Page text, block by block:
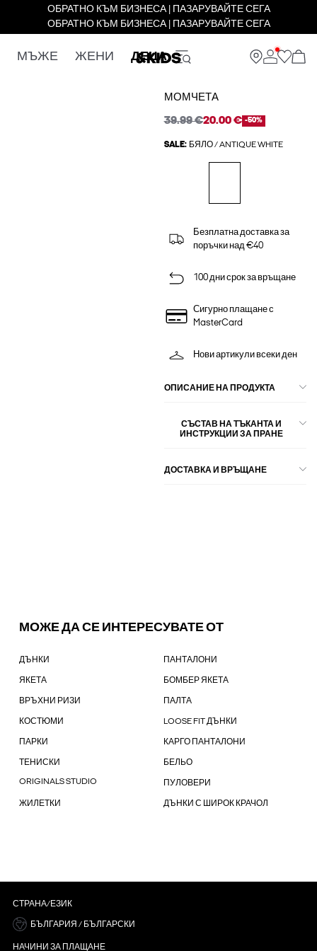
ОБРАТНО КЪМ БИЗНЕСА | ПАЗАРУВАЙТЕ СЕГА
ОБРАТНО КЪМ БИЗНЕСА | ПАЗАРУВАЙТЕ СЕГА
МЪЖЕ ЖЕНИ ДЕЦА
МОМЧЕТА
39.99 €20.00 € -50%
SALE: БЯЛО / ANTIQUE WHITE
Безплатна доставка за
поръчки над €40
100 дни срок за връщане
Сигурно плащане с
MasterCard
Нови артикули всеки ден
ОПИСАНИЕ НА ПРОДУКТА
СЪСТАВ НА ТЪКАНТА И
ИНСТРУКЦИИ ЗА ПРАНЕ
ДОСТАВКА И ВРЪЩАНЕ
МОЖЕ ДА СЕ ИНТЕРЕСУВАТЕ ОТ
ДЪНКИ ПАНТАЛОНИ
ЯКЕТА БОМБЕР ЯКЕТА
ВРЪХНИ РИЗИ ПАЛТА
КОСТЮМИ LOOSE FIT ДЪНКИ
ПАРКИ КАРГО ПАНТАЛОНИ
ТЕНИСКИ БЕЛЬО
ORIGINALS STUDIO ПУЛОВЕРИ
ЖИЛЕТКИ ДЪНКИ С ШИРОК КРАЧОЛ
СТРАНА/ЕЗИК
БЪЛГАРИЯ / БЪЛГАРСКИ
НАЧИНИ ЗА ПЛАЩАНЕ